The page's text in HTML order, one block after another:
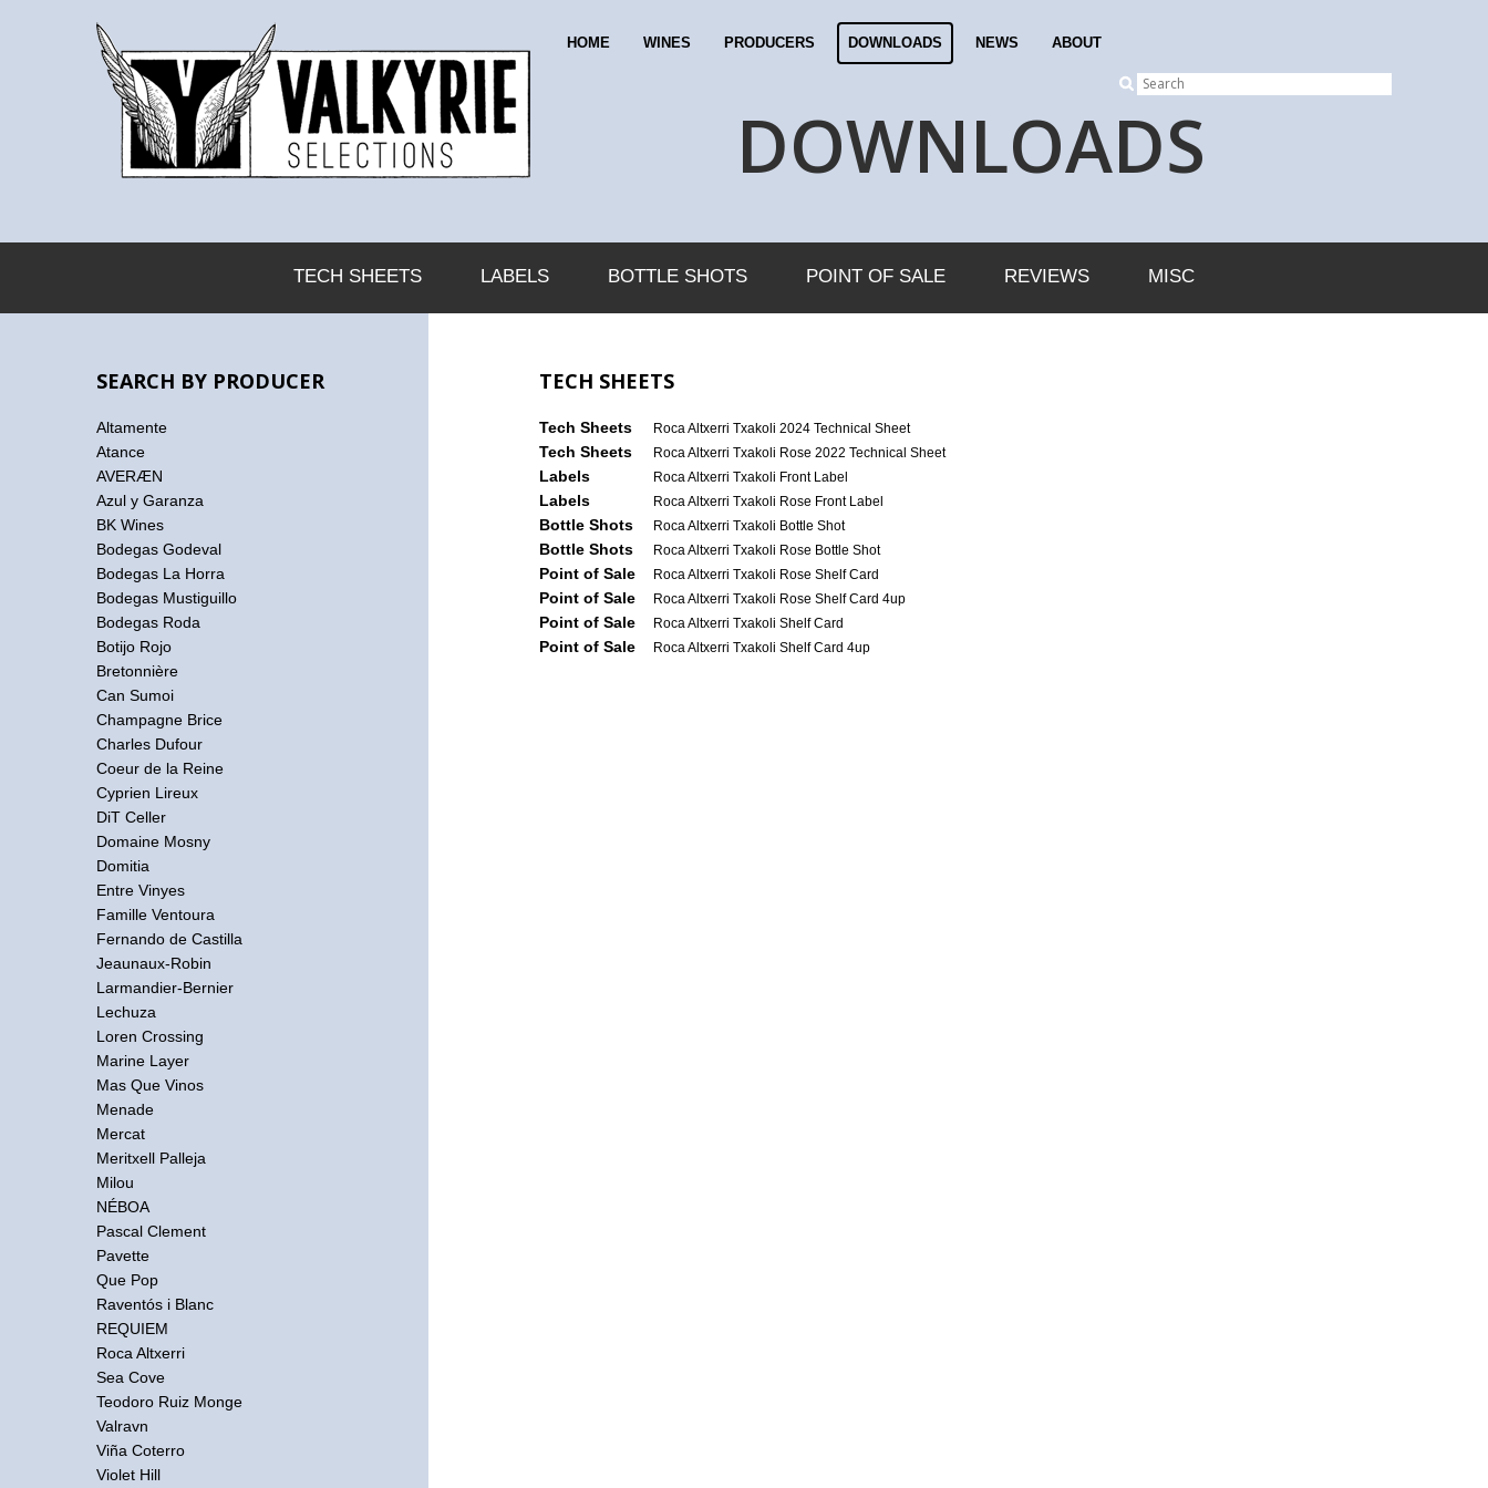
HOME WINES PRODUCERS DOWNLOADS NEWS ABOUT
DOWNLOADS
TECH SHEETS LABELS BOTTLE SHOTS POINT OF SALE REVIEWS MISC
SEARCH BY PRODUCER
Altamente
Atance
AVERÆN
Azul y Garanza
BK Wines
Bodegas Godeval
Bodegas La Horra
Bodegas Mustiguillo
Bodegas Roda
Botijo Rojo
Bretonnière
Can Sumoi
Champagne Brice
Charles Dufour
Coeur de la Reine
Cyprien Lireux
DiT Celler
Domaine Mosny
Domitia
Entre Vinyes
Famille Ventoura
Fernando de Castilla
Jeaunaux-Robin
Larmandier-Bernier
Lechuza
Loren Crossing
Marine Layer
Mas Que Vinos
Menade
Mercat
Meritxell Palleja
Milou
NÉBOA
Pascal Clement
Pavette
Que Pop
Raventós i Blanc
REQUIEM
Roca Altxerri
Sea Cove
Teodoro Ruiz Monge
Valravn
Viña Coterro
Violet Hill
TECH SHEETS
Tech Sheets Roca Altxerri Txakoli 2024 Technical Sheet
Tech Sheets Roca Altxerri Txakoli Rose 2022 Technical Sheet
Labels Roca Altxerri Txakoli Front Label
Labels Roca Altxerri Txakoli Rose Front Label
Bottle Shots Roca Altxerri Txakoli Bottle Shot
Bottle Shots Roca Altxerri Txakoli Rose Bottle Shot
Point of Sale Roca Altxerri Txakoli Rose Shelf Card
Point of Sale Roca Altxerri Txakoli Rose Shelf Card 4up
Point of Sale Roca Altxerri Txakoli Shelf Card
Point of Sale Roca Altxerri Txakoli Shelf Card 4up